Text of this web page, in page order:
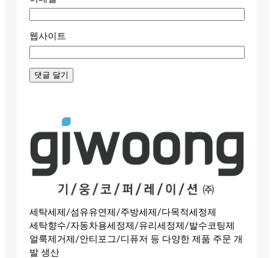
웹사이트
세탁세제/섬유유연제/주방세제/다목적세정제
세탁향수/자동차용세정제/유리세정제/발수코팅제
얼룩제거제/안티포그/디퓨저 등 다양한 제품 주문 개
발 생산